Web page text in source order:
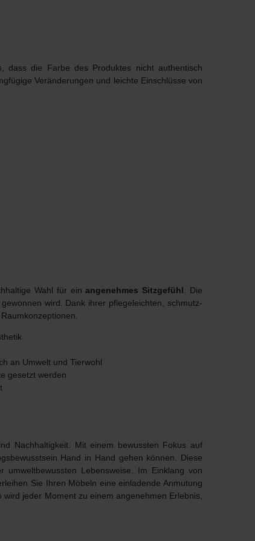
dass die Farbe des Produktes nicht authentisch
Veränderungen und leichte Einschlüsse von
Wahl für einangenehmes Sitzgefühl . Die
gewonnen wird. Dank ihrer pflegeleichten, schmutz-
an Umwelt und Tierwohl
gesetzt werden
Nachhaltigkeit. Mit einem bewussten Fokus auf
Hand in Hand gehen können. Diese
Lebensweise. Im Einklang von
Sie Ihren Möbeln eine einladende Anmutung
jeder Moment zu einem angenehmen Erlebnis,